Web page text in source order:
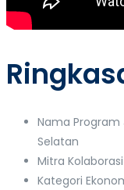
Nama Program
Selatan
Mitra Kolaborasi
Kategori